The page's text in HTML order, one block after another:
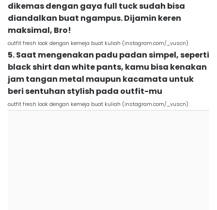
dikemas dengan gaya full tuck sudah bisa
diandalkan buat ngampus. Dijamin keren
maksimal, Bro!
outfit fresh look dengan kemeja buat kuliah (instagram.com/_vuscn)
5. Saat mengenakan padu padan simpel, seperti
black shirt dan white pants, kamu bisa kenakan
jam tangan metal maupun kacamata untuk
beri sentuhan stylish pada outfit-mu
outfit fresh look dengan kemeja buat kuliah (instagram.com/_vuscn)